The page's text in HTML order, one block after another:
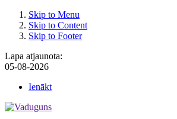
Skip to Menu
Skip to Content
Skip to Footer
Lapa atjaunota:
05-08-2026
Ienākt